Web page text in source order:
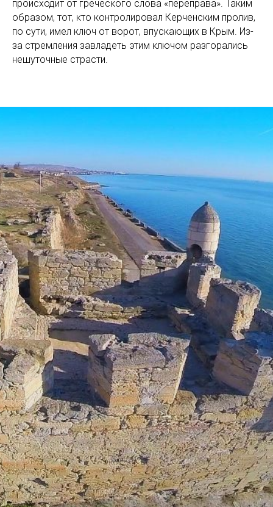
происходит от греческого слова «переправа». Таким
образом, тот, кто контролировал Керченским пролив,
по сути, имел ключ от ворот, впускающих в Крым. Из-
за стремления завладеть этим ключом разгорались
нешуточные страсти.